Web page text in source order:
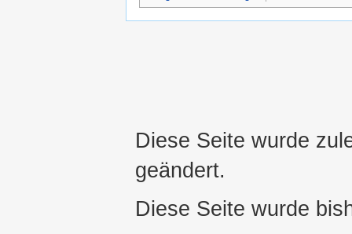
Diese Seite wurde
geändert.
Diese Seite wurde